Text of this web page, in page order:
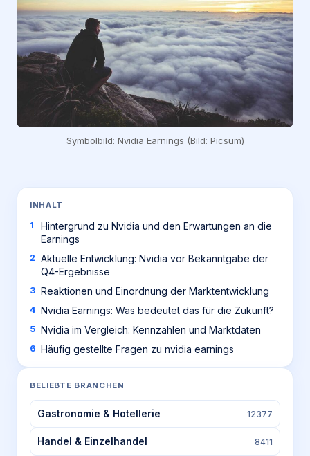
Symbolbild: Nvidia Earnings (Bild: Picsum)
INHALT
Hintergrund zu Nvidia und den Erwartungen an die
Earnings
Aktuelle Entwicklung: Nvidia vor Bekanntgabe der
Q4-Ergebnisse
Reaktionen und Einordnung der Marktentwicklung
Nvidia Earnings: Was bedeutet das für die Zukunft?
Nvidia im Vergleich: Kennzahlen und Marktdaten
Häufig gestellte Fragen zu nvidia earnings
BELIEBTE BRANCHEN
Gastronomie & Hotellerie 12377
Handel & Einzelhandel 8411